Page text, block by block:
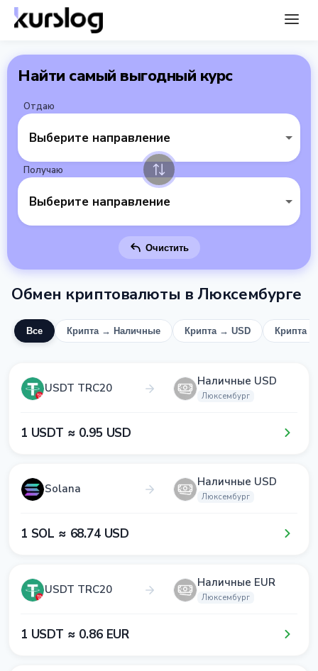
Найти самый выгодный курс
Отдаю
Выберите направление
Получаю
Выберите направление
Очистить
Обмен криптовалюты в Люксембурге
Все Крипта → Наличные Крипта → USD Крипта
USDT TRC20 Наличные USD
Люксембург
1​ USDT ≈ 0​.9​5​ USD
Solana Наличные USD
Люксембург
1​ SOL ≈ 6​8​.7​4​ USD
USDT TRC20 Наличные EUR
Люксембург
1​ USDT ≈ 0​.8​6​ EUR